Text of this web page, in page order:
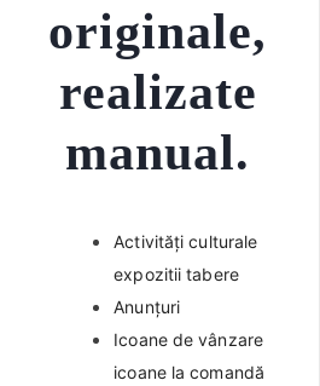
originale,
realizate
manual.
Activități culturale
expozitii tabere
Anunțuri
Icoane de vânzare
icoane la comandă